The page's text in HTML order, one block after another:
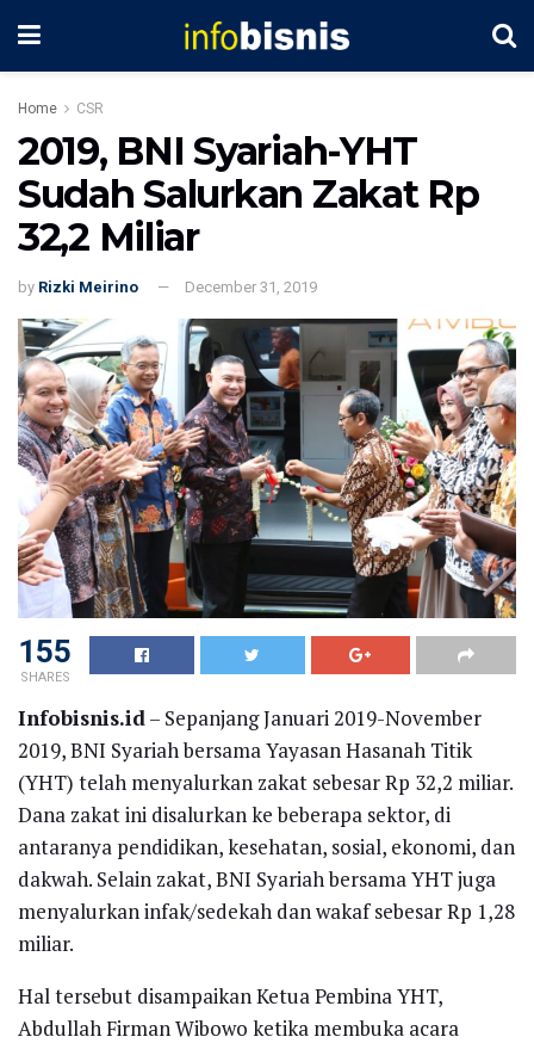
Home CSR
2019, BNI Syariah-YHT
Sudah Salurkan Zakat Rp
32,2 Miliar
by Rizki Meirino December 31, 2019
155
SHARES
Infobisnis.id – Sepanjang Januari 2019-November
2019, BNI Syariah bersama Yayasan Hasanah Titik
(YHT) telah menyalurkan zakat sebesar Rp 32,2 miliar.
Dana zakat ini disalurkan ke beberapa sektor, di
antaranya pendidikan, kesehatan, sosial, ekonomi, dan
dakwah. Selain zakat, BNI Syariah bersama YHT juga
menyalurkan infak/sedekah dan wakaf sebesar Rp 1,28
miliar.
Hal tersebut disampaikan Ketua Pembina YHT,
Abdullah Firman Wibowo ketika membuka acara